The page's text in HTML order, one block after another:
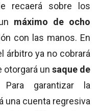
recaerá sobre los
máximo de ocho
con las manos. En
árbitro ya no cobrará
otorgará un saque de
garantizar la
una cuenta regresiva